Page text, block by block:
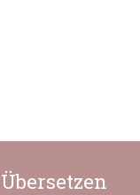
Übersetzen